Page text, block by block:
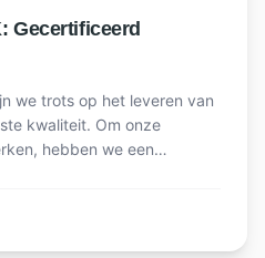
Gecertificeerd
we trots op het leveren van
kwaliteit. Om onze
hebben we een